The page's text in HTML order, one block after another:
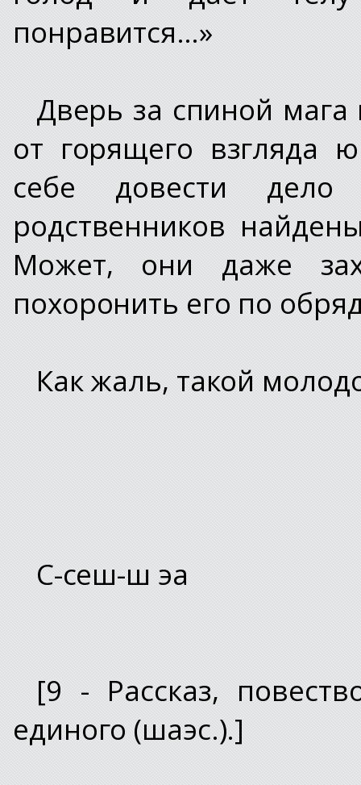
понравится…»
Дверь за спиной мага
от горящего взгляда
себе довести
родственников
Может, они даже
похоронить его по
Как жаль, такой
С-сеш-ш эа
[9 - Рассказ,
единого (шаэс.).]